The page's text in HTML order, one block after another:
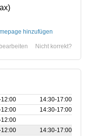
hinzufügen
Nicht korrekt?
14:30‑17:00
14:30‑17:00
14:30‑17:00